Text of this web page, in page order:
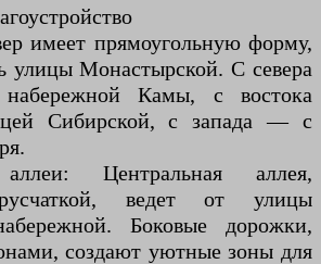
имеет прямоугольную форму,
улицы Монастырской. С севера
Камы, с востока
Сибирской, с запада — с
Центральная аллея,
ведет от улицы
Боковые дорожки,
создают уютные зоны для